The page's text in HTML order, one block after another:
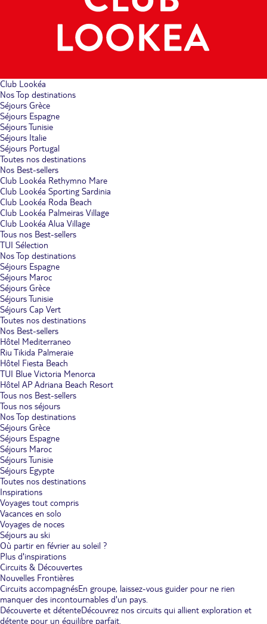
Club Lookéa
Nos Top destinations
Séjours Grèce
Séjours Espagne
Séjours Tunisie
Séjours Italie
Séjours Portugal
Toutes nos destinations
Nos Best-sellers
Club Lookéa Rethymno Mare
Club Lookéa Sporting Sardinia
Club Lookéa Roda Beach
Club Lookéa Palmeiras Village
Club Lookéa Alua Village
Tous nos Best-sellers
TUI Sélection
Nos Top destinations
Séjours Espagne
Séjours Maroc
Séjours Grèce
Séjours Tunisie
Séjours Cap Vert
Toutes nos destinations
Nos Best-sellers
Hôtel Mediterraneo
Riu Tikida Palmeraie
Hôtel Fiesta Beach
TUI Blue Victoria Menorca
Hôtel AP Adriana Beach Resort
Tous nos Best-sellers
Tous nos séjours
Nos Top destinations
Séjours Grèce
Séjours Espagne
Séjours Maroc
Séjours Tunisie
Séjours Egypte
Toutes nos destinations
Inspirations
Voyages tout compris
Vacances en solo
Voyages de noces
Séjours au ski
Où partir en février au soleil ?
Plus d'inspirations
Circuits & Découvertes
Nouvelles Frontières
Circuits accompagnésEn groupe, laissez-vous guider pour ne rien
manquer des incontournables d'un pays.
Découverte et détenteDécouvrez nos circuits qui allient exploration et
détente pour un équilibre parfait.